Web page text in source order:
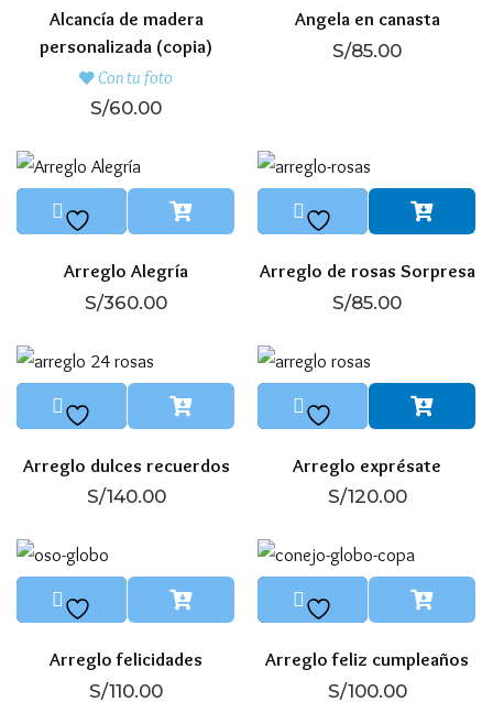
Alcancía de madera
personalizada (copia)
Con tu foto
S/60.00
Angela en canasta
S/85.00
Arreglo Alegría
S/360.00
Arreglo de rosas Sorpresa
S/85.00
Arreglo dulces recuerdos
S/140.00
Arreglo exprésate
S/120.00
Arreglo felicidades
S/110.00
Arreglo feliz cumpleaños
S/100.00